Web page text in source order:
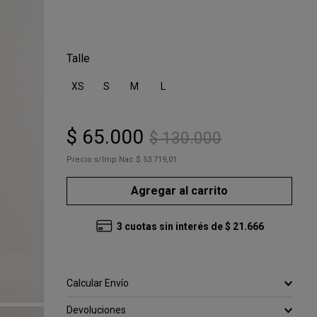
Talle
XS S M
$ 65.000 $ 130.000
Precio s/Imp.Nac $ 53.719,01
Agregar al carrito
3 cuotas sin interés de $ 21 .666
Calcular Envío
Devoluciones